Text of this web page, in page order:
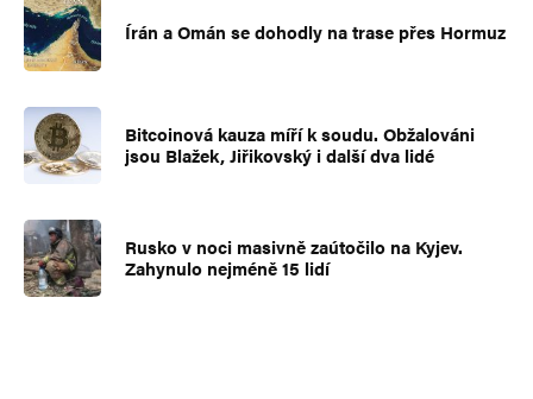
Írán a Omán se dohodly na trase přes Hormuz
Bitcoinová kauza míří k soudu. Obžalováni
jsou Blažek, Jiřikovský i další dva lidé
Rusko v noci masivně zaútočilo na Kyjev.
Zahynulo nejméně 15 lidí